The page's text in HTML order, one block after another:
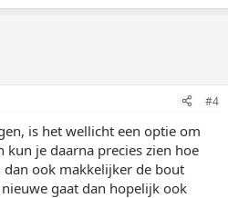
#4
is het wellicht een optie om
kun je daarna precies zien hoe
dan ook makkelijker de bout
gaat dan hopelijk ook